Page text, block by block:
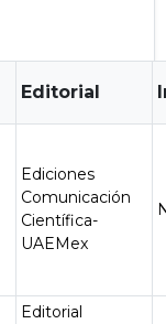
Editorial
Ediciones
Comunicación
Científica-
UAEMex
Editorial